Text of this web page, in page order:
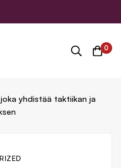
0
yhdistää taktiikan ja